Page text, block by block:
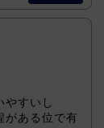
やすいし
がある位で有